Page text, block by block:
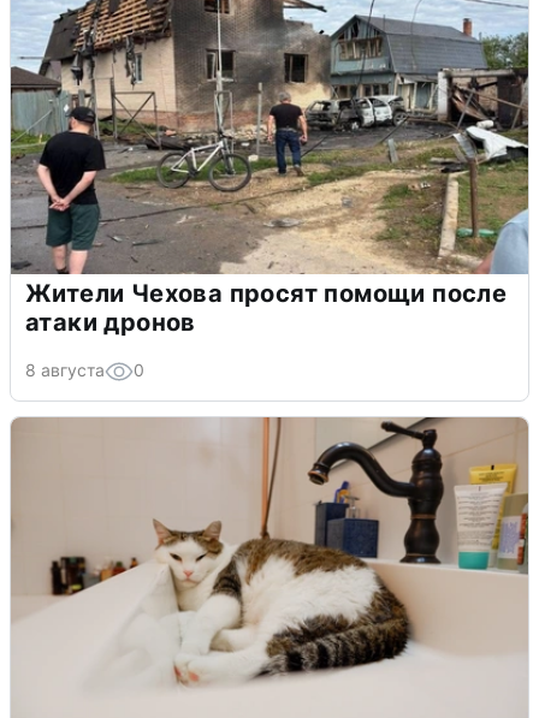
Жители Чехова просят помощи после
атаки дронов
8 августа 0